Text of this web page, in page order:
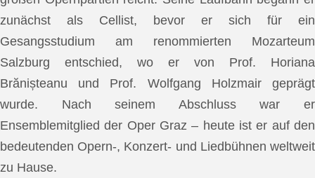
zunächst als Cellist, bevor er sich für ein
Gesangsstudium am renommierten Mozarteum
Salzburg entschied, wo er von Prof. Horiana
Brănișteanu und Prof. Wolfgang Holzmair geprägt
wurde. Nach seinem Abschluss war er
Ensemblemitglied der Oper Graz – heute ist er auf den
bedeutenden Opern-, Konzert- und Liedbühnen weltweit
zu Hause.